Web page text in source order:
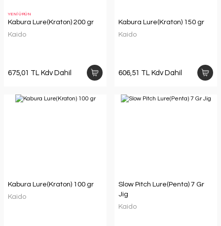
YENİ ÜRÜN
Kabura Lure(Kraton) 200 gr
Kaido
675,01 TL Kdv Dahil
Kabura Lure(Kraton) 150 gr
Kaido
606,51 TL Kdv Dahil
Kabura Lure(Kraton) 100 gr
Kaido
Slow Pitch Lure(Penta) 7 Gr
Jig
Kaido